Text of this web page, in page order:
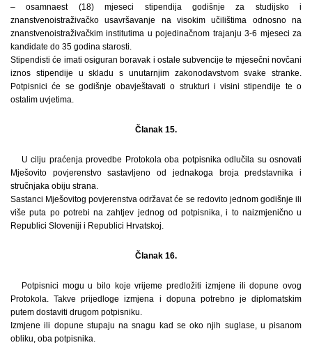
– osamnaest (18) mjeseci stipendija godišnje za studijsko i
znanstvenoistraživačko usavršavanje na visokim učilištima odnosno na
znanstvenoistraživačkim institutima u pojedinačnom trajanju 3-6 mjeseci za
kandidate do 35 godina starosti.
Stipendisti će imati osiguran boravak i ostale subvencije te mjesečni novčani
iznos stipendije u skladu s unutarnjim zakonodavstvom svake stranke.
Potpisnici će se godišnje obavještavati o strukturi i visini stipendije te o
ostalim uvjetima.
Članak 15.
U cilju praćenja provedbe Protokola oba potpisnika odlučila su osnovati
Mješovito povjerenstvo sastavljeno od jednakoga broja predstavnika i
stručnjaka obiju strana.
Sastanci Mješovitog povjerenstva održavat će se redovito jednom godišnje ili
više puta po potrebi na zahtjev jednog od potpisnika, i to naizmjenično u
Republici Sloveniji i Republici Hrvatskoj.
Članak 16.
Potpisnici mogu u bilo koje vrijeme predložiti izmjene ili dopune ovog
Protokola. Takve prijedloge izmjena i dopuna potrebno je diplomatskim
putem dostaviti drugom potpisniku.
Izmjene ili dopune stupaju na snagu kad se oko njih suglase, u pisanom
obliku, oba potpisnika.